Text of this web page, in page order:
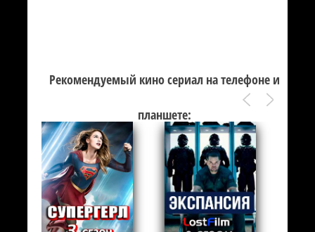
Рекомендуемый кино сериал на телефоне и
планшете: